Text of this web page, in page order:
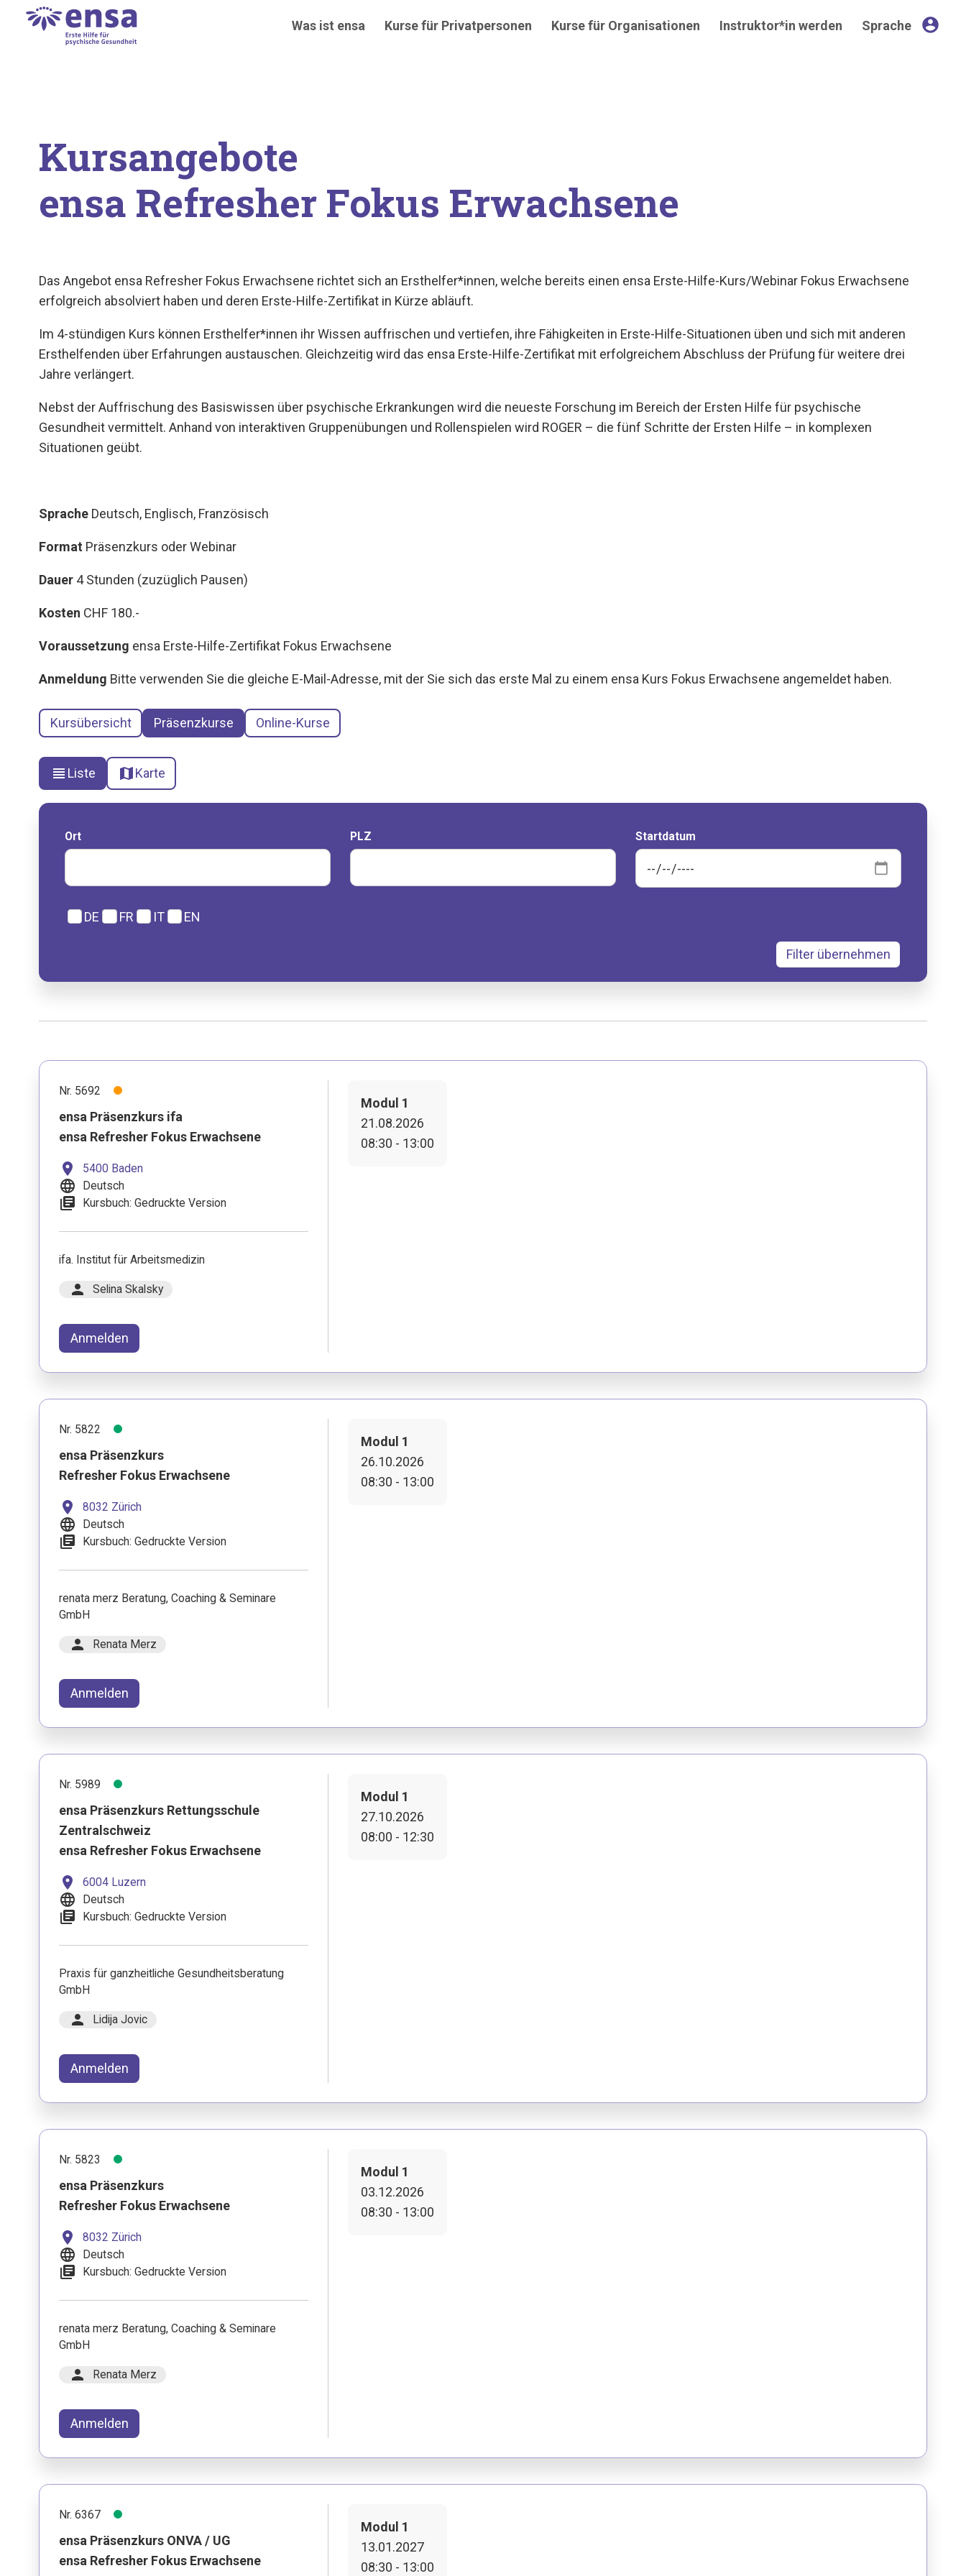
Was ist ensa Kurse für Privatpersonen Kurse für Organisationen Instruktor*in werden Sprache account_circle
Kursangebote
ensa Refresher Fokus Erwachsene
Das Angebot ensa Refresher Fokus Erwachsene richtet sich an Ersthelfer*innen, welche bereits einen ensa Erste-Hilfe-Kurs/Webinar Fokus Erwachsene
erfolgreich absolviert haben und deren Erste-Hilfe-Zertifikat in Kürze abläuft.
Im 4-stündigen Kurs können Ersthelfer*innen ihr Wissen auffrischen und vertiefen, ihre Fähigkeiten in Erste-Hilfe-Situationen üben und sich mit anderen
Ersthelfenden über Erfahrungen austauschen. Gleichzeitig wird das ensa Erste-Hilfe-Zertifikat mit erfolgreichem Abschluss der Prüfung für weitere drei
Jahre verlängert.
Nebst der Auffrischung des Basiswissen über psychische Erkrankungen wird die neueste Forschung im Bereich der Ersten Hilfe für psychische
Gesundheit vermittelt. Anhand von interaktiven Gruppenübungen und Rollenspielen wird ROGER – die fünf Schritte der Ersten Hilfe – in komplexen
Situationen geübt.
Sprache Deutsch, Englisch, Französisch
Format Präsenzkurs oder Webinar
Dauer 4 Stunden (zuzüglich Pausen)
Kosten CHF 180.-
Voraussetzung ensa Erste-Hilfe-Zertifikat Fokus Erwachsene
Anmeldung Bitte verwenden Sie die gleiche E-Mail-Adresse, mit der Sie sich das erste Mal zu einem ensa Kurs Fokus Erwachsene angemeldet haben.
Kursübersicht Präsenzkurse Online-Kurse
view_headline Liste map Karte
Ort PLZ Startdatum
DE FR IT EN
Filter übernehmen
Nr. 5692
ensa Präsenzkurs ifa
ensa Refresher Fokus Erwachsene
location_on 5400 Baden
language Deutsch
library_books Kursbuch: Gedruckte Version
ifa. Institut für Arbeitsmedizin
person Selina Skalsky
Anmelden
Modul 1
21.08.2026
08:30 - 13:00
Nr. 5822
ensa Präsenzkurs
Refresher Fokus Erwachsene
location_on 8032 Zürich
language Deutsch
library_books Kursbuch: Gedruckte Version
renata merz Beratung, Coaching & Seminare
GmbH
person Renata Merz
Anmelden
Modul 1
26.10.2026
08:30 - 13:00
Nr. 5989
ensa Präsenzkurs Rettungsschule
Zentralschweiz
ensa Refresher Fokus Erwachsene
location_on 6004 Luzern
language Deutsch
library_books Kursbuch: Gedruckte Version
Praxis für ganzheitliche Gesundheitsberatung
GmbH
person Lidija Jovic
Anmelden
Modul 1
27.10.2026
08:00 - 12:30
Nr. 5823
ensa Präsenzkurs
Refresher Fokus Erwachsene
location_on 8032 Zürich
language Deutsch
library_books Kursbuch: Gedruckte Version
renata merz Beratung, Coaching & Seminare
GmbH
person Renata Merz
Anmelden
Modul 1
03.12.2026
08:30 - 13:00
Nr. 6367
ensa Präsenzkurs ONVA / UG
ensa Refresher Fokus Erwachsene
Modul 1
13.01.2027
08:30 - 13:00